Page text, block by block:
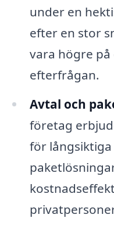
under en
efter en stor
vara högre
efterfrågan.
Avtal och
företag
för